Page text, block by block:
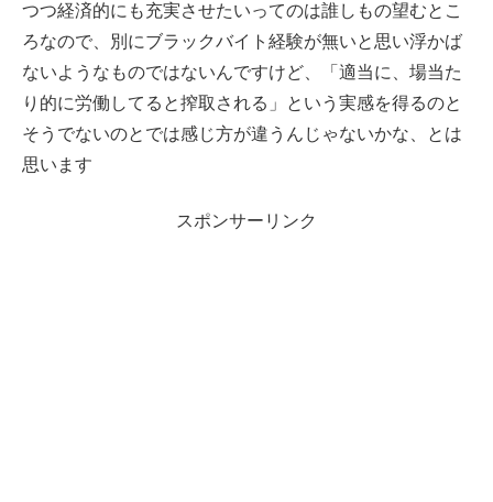
つつ経済的にも充実させたいってのは誰しもの望むとこ
ろなので、別にブラックバイト経験が無いと思い浮かば
ないようなものではないんですけど、「適当に、場当た
り的に労働してると搾取される」という実感を得るのと
そうでないのとでは感じ方が違うんじゃないかな、とは
思います
スポンサーリンク